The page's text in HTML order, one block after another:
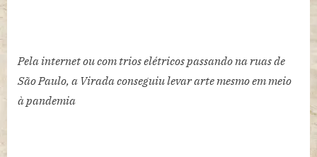
Pela internet ou com trios elétricos passando na ruas de
São Paulo, a Virada conseguiu levar arte mesmo em meio
à pandemia